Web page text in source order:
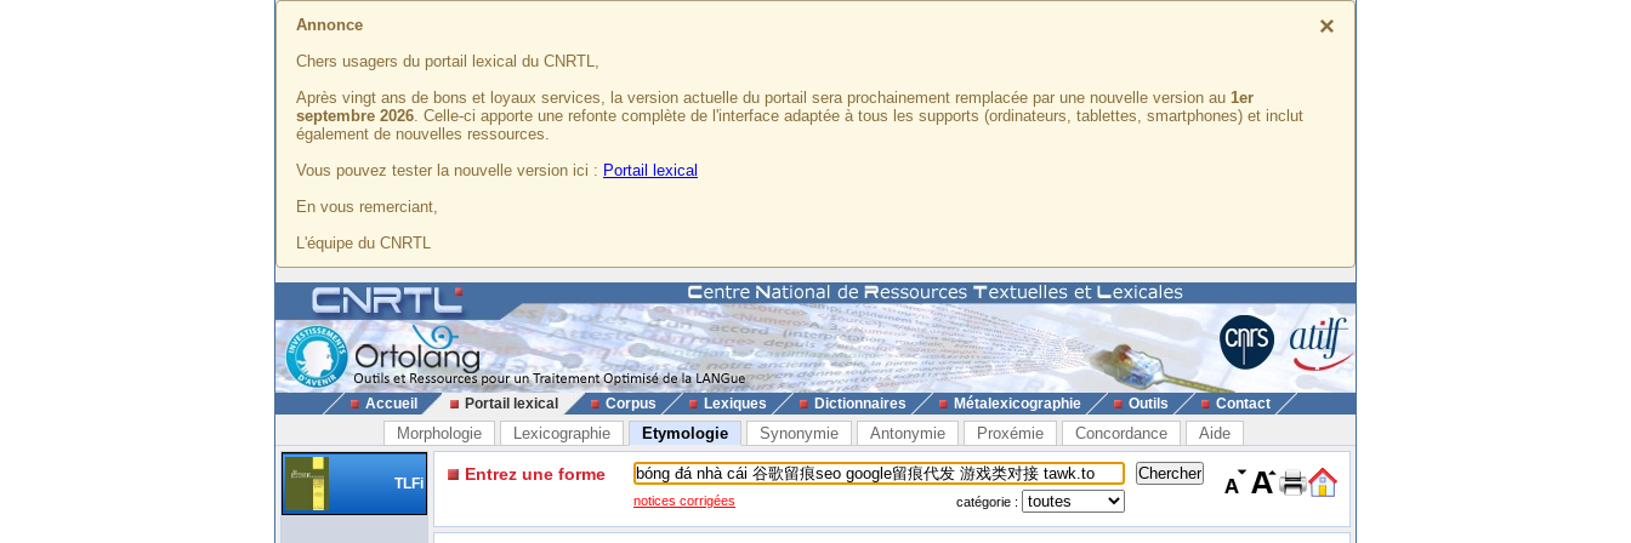
×
Annonce
Chers usagers du portail lexical du CNRTL,
Après vingt ans de bons et loyaux services, la version actuelle du portail sera prochainement remplacée par une nouvelle version au 1er
septembre 2026. Celle-ci apporte une refonte complète de l'interface adaptée à tous les supports (ordinateurs, tablettes, smartphones) et inclut
également de nouvelles ressources.
Vous pouvez tester la nouvelle version ici : Portail lexical
En vous remerciant,
L'équipe du CNRTL
Accueil Portail lexical Corpus Lexiques Dictionnaires Métalexicographie Outils Contact
Morphologie Lexicographie Etymologie Synonymie Antonymie Proxémie Concordance Aide
TLFi Entrez une forme
notices corrigées catégorie :